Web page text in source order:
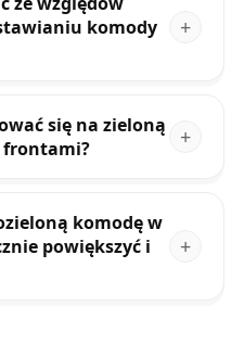
komody
się na zieloną
frontami?
komodę w
powiększyć i